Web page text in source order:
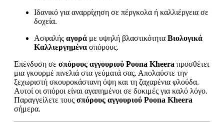
Ιδανικό για αναρρίχηση σε πέργκολα ή καλλιέργεια σε
δοχεία.
Ασφαλής αγορά με υψηλή βλαστικότητα Βιολογικά
Καλλιεργημένα σπόρους.
Επένδυση σε σπόρους αγγουριού Poona Kheera προσθέτει
μια γκουρμέ πινελιά στα γεύματά σας. Απολαύστε την
ξεχωριστή σκουροκάστανη όψη και τη ζαχαρένια φλούδα.
Αυτοί οι σπόροι είναι αγαπημένοι σε δοκιμές για καλό λόγο.
Παραγγείλετε τους σπόρους αγγουριού Poona Kheera
σήμερα.